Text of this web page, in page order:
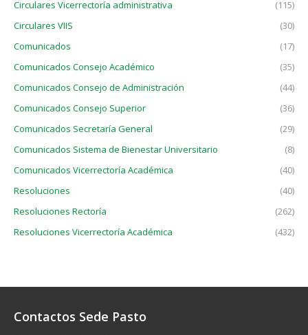
Circulares Vicerrectoría administrativa
(115)
Circulares VIIS
(30)
Comunicados
(17)
Comunicados Consejo Académico
(35)
Comunicados Consejo de Administración
(44)
Comunicados Consejo Superior
(36)
Comunicados Secretaría General
(29)
Comunicados Sistema de Bienestar Universitario
(8)
Comunicados Vicerrectoría Académica
(40)
Resoluciones
(40)
Resoluciones Rectoría
(262)
Resoluciones Vicerrectoría Académica
(432)
Contactos Sede Pasto